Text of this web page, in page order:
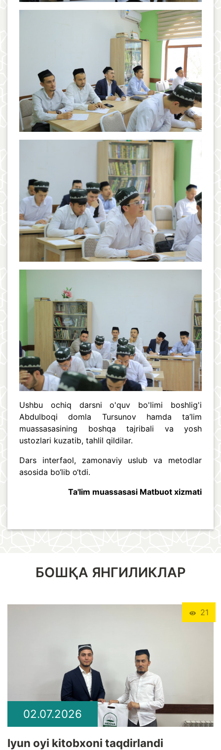
Ushbu ochiq darsni o'quv bo'limi boshlig'i
Abdulboqi domla Tursunov hamda ta’lim
muassasasining boshqa tajribali va yosh
ustozlari kuzatib, tahlil qildilar.
Dars interfaol, zamonaviy uslub va metodlar
asosida bo‘lib o‘tdi.
Ta'lim muassasasi Matbuot xizmati
БОШҚА ЯНГИЛИКЛАР
21
02.07.2026
Iyun oyi kitobxoni taqdirlandi